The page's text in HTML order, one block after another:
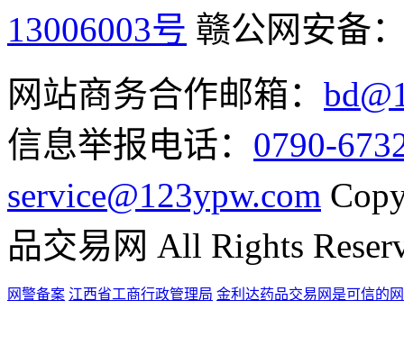
13006003号 赣公网安备
网站商务合作邮箱：
信息举报电话： 0790-
service@123ypw.com
品交易网 All Rights
网警备案 江西省工商行政管理局 金利达药品交易网是可信的